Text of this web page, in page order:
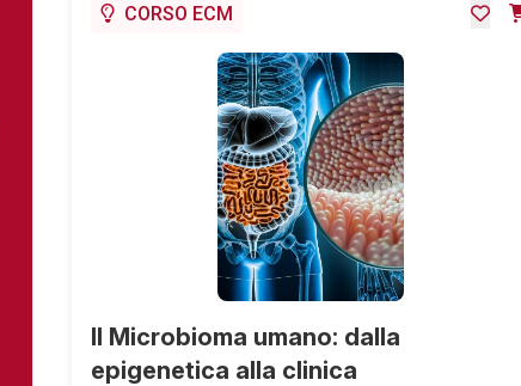
CORSO ECM
Il Microbioma umano: dalla
epigenetica alla clinica